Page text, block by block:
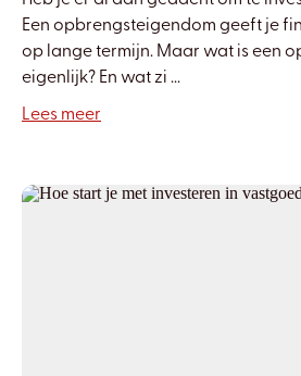
Een opbrengsteigendom geeft je
op lange termijn. Maar wat is een
eigenlijk? En wat zi ...
Lees meer